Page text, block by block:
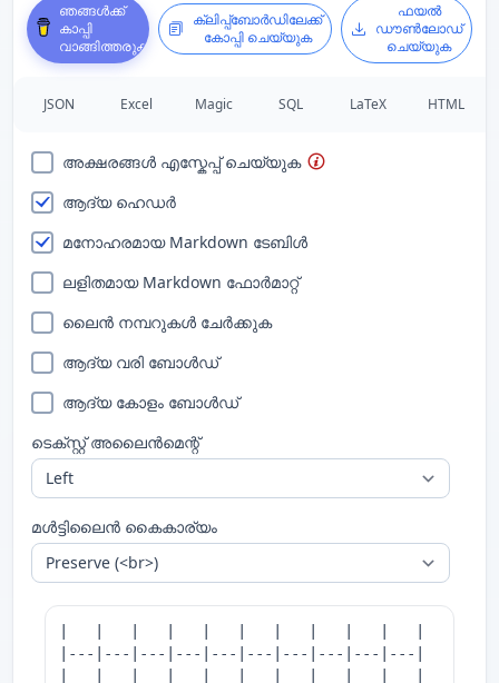
ഞങ്ങൾക്ക്
കാപ്പി
വാങ്ങിത്തരുക
ക്ലിപ്പ്ബോർഡിലേക്ക്
കോപ്പി ചെയ്യുക
ഫയൽ
ഡൗൺലോഡ്
ചെയ്യുക
JSON Excel Magic SQL LaTeX HTML
അക്ഷരങ്ങൾ എസ്കേപ്പ് ചെയ്യുക
ആദ്യ ഹെഡർ
മനോഹരമായ Markdown ടേബിൾ
ലളിതമായ Markdown ഫോർമാറ്റ്
ലൈൻ നമ്പറുകൾ ചേർക്കുക
ആദ്യ വരി ബോൾഡ്
ആദ്യ കോളം ബോൾഡ്
ടെക്സ്റ്റ് അലൈൻമെന്റ്
മൾട്ടിലൈൻ കൈകാര്യം